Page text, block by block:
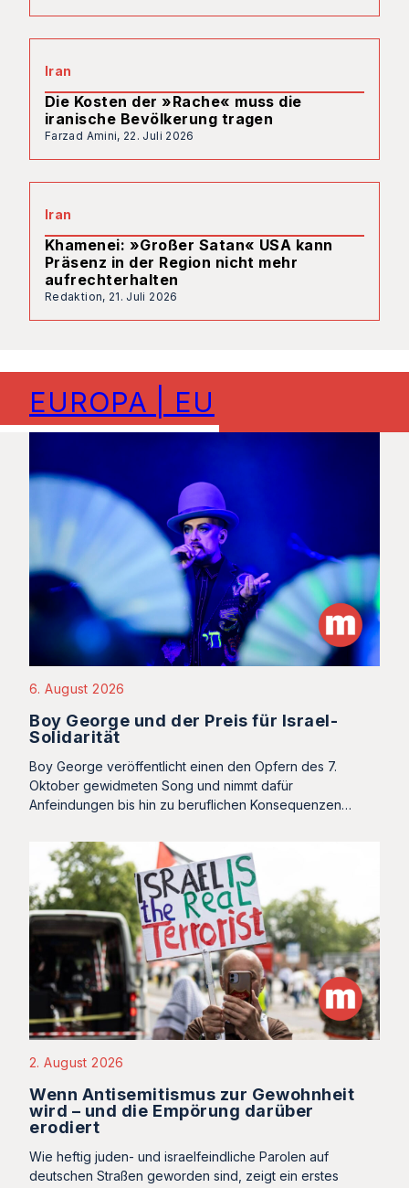
Iran
Die Kosten der »Rache« muss die
iranische Bevölkerung tragen
Farzad Amini, 22. Juli 2026
Iran
Khamenei: »Großer Satan« USA kann
Präsenz in der Region nicht mehr
aufrechterhalten
Redaktion, 21. Juli 2026
EUROPA | EU
6. August 2026
Boy George und der Preis für Israel-
Solidarität
Boy George veröffentlicht einen den Opfern des 7.
Oktober gewidmeten Song und nimmt dafür
Anfeindungen bis hin zu beruflichen Konsequenzen…
2. August 2026
Wenn Antisemitismus zur Gewohnheit
wird – und die Empörung darüber
erodiert
Wie heftig juden- und israelfeindliche Parolen auf
deutschen Straßen geworden sind, zeigt ein erstes